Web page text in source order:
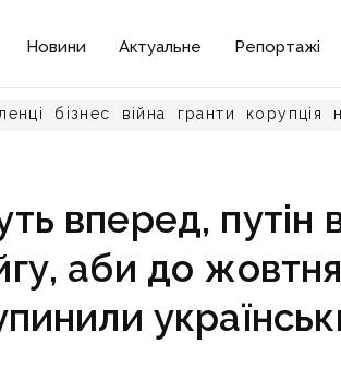
Новини Актуальне Репортажі
бізнес війна гранти корупція
вперед, путін
аби до жовтня